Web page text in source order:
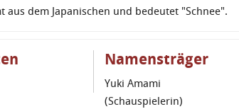
aus dem Japanischen und bedeutet "Schnee".
Namensträger
Yuki Amami
(Schauspielerin)